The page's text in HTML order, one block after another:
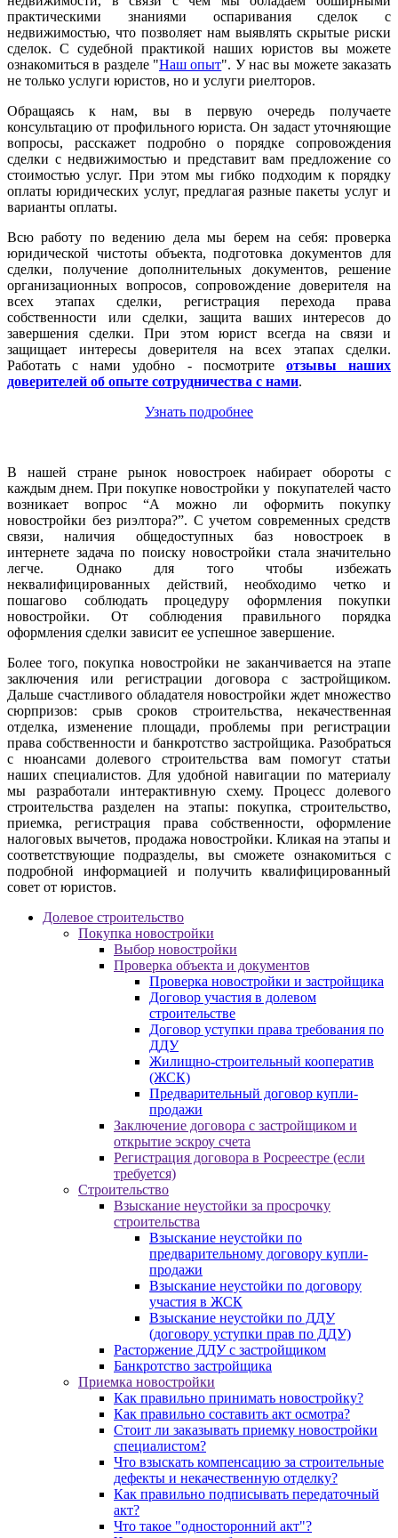
практическими знаниями оспаривания сделок с
недвижимостью, что позволяет нам выявлять скрытые риски
сделок. С судебной практикой наших юристов вы можете
ознакомиться в разделе "Наш опыт". У нас вы можете заказать
не только услуги юристов, но и услуги риелторов.
Обращаясь к нам, вы в первую очередь получаете
консультацию от профильного юриста. Он задаст уточняющие
вопросы, расскажет подробно о порядке сопровождения
сделки с недвижимостью и представит вам предложение со
стоимостью услуг. При этом мы гибко подходим к порядку
оплаты юридических услуг, предлагая разные пакеты услуг и
варианты оплаты.
Всю работу по ведению дела мы берем на себя: проверка
юридической чистоты объекта, подготовка документов для
сделки, получение дополнительных документов, решение
организационных вопросов, сопровождение доверителя на
всех этапах сделки, регистрация перехода права
собственности или сделки, защита ваших интересов до
завершения сделки. При этом юрист всегда на связи и
защищает интересы доверителя на всех этапах сделки.
Работать с нами удобно - посмотрите отзывы наших
доверителей об опыте сотрудничества с нами.
Узнать подробнее
В нашей стране рынок новостроек набирает обороты с
каждым днем. При покупке новостройки у покупателей часто
возникает вопрос “А можно ли оформить покупку
новостройки без риэлтора?”. С учетом современных средств
связи, наличия общедоступных баз новостроек в
интернете задача по поиску новостройки стала значительно
легче. Однако для того чтобы избежать
неквалифицированных действий, необходимо четко и
пошагово соблюдать процедуру оформления покупки
новостройки. От соблюдения правильного порядка
оформления сделки зависит ее успешное завершение.
Более того, покупка новостройки не заканчивается на этапе
заключения или регистрации договора с застройщиком.
Дальше счастливого обладателя новостройки ждет множество
сюрпризов: срыв сроков строительства, некачественная
отделка, изменение площади, проблемы при регистрации
права собственности и банкротство застройщика. Разобраться
с нюансами долевого строительства вам помогут статьи
наших специалистов. Для удобной навигации по материалу
мы разработали интерактивную схему. Процесс долевого
строительства разделен на этапы: покупка, строительство,
приемка, регистрация права собственности, оформление
налоговых вычетов, продажа новостройки. Кликая на этапы и
соответствующие подразделы, вы сможете ознакомиться с
подробной информацией и получить квалифицированный
совет от юристов.
Долевое строительство
Покупка новостройки
Выбор новостройки
Проверка объекта и документов
Проверка новостройки и застройщика
Договор участия в долевом
строительстве
Договор уступки права требования по
ДДУ
Жилищно-строительный кооператив
(ЖСК)
Предварительный договор купли-
продажи
Заключение договора с застройщиком и
открытие эскроу счета
Регистрация договора в Росреестре (если
требуется)
Строительство
Взыскание неустойки за просрочку
строительства
Взыскание неустойки по
предварительному договору купли-
продажи
Взыскание неустойки по договору
участия в ЖСК
Взыскание неустойки по ДДУ
(договору уступки прав по ДДУ)
Расторжение ДДУ с застройщиком
Банкротство застройщика
Приемка новостройки
Как правильно принимать новостройку?
Как правильно составить акт осмотра?
Стоит ли заказывать приемку новостройки
специалистом?
Что взыскать компенсацию за строительные
дефекты и некачественную отделку?
Как правильно подписывать передаточный
акт?
Что такое "односторонний акт"?